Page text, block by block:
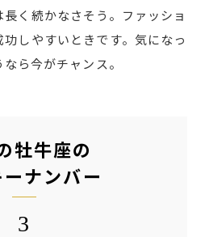
く続かなさそう。ファッショ
しやすいときです。気になっ
ら今がチャンス。
牡牛座の
ナンバー
3